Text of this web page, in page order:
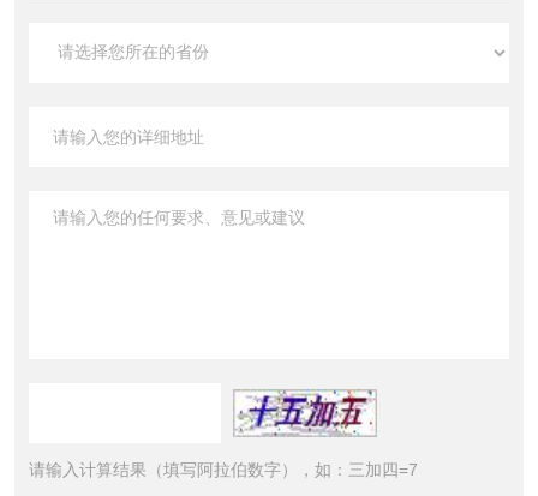
请输入计算结果（填写阿拉伯数字），如：三加四=7